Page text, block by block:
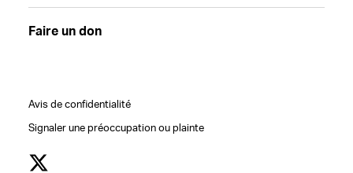
Faire un don
Avis de confidentialité
Signaler une préoccupation ou plainte